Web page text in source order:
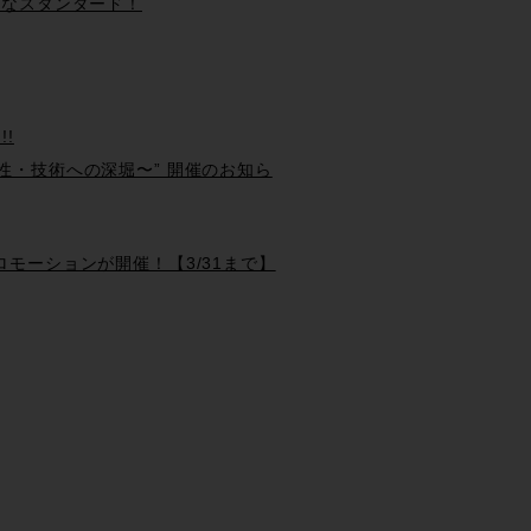
スタンダード！
・技術への深堀〜” 開催のお知ら
ーションが開催！【3/31まで】